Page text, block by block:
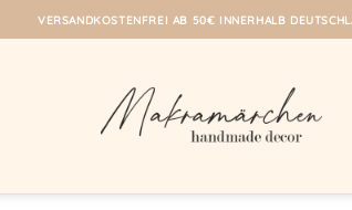
VERSANDKOSTENFREI AB 50€ INNERHALB